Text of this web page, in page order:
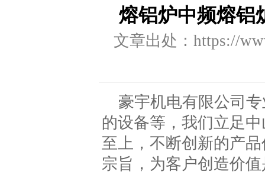
熔铝炉中频熔铝
文章出处：https://
豪宇机电有限公司
的设备等，我们立足
至上，不断创新的产
宗旨，为客户创造价